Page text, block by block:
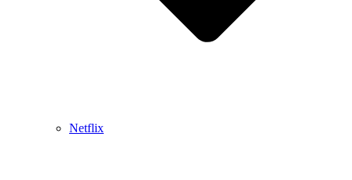
Netflix